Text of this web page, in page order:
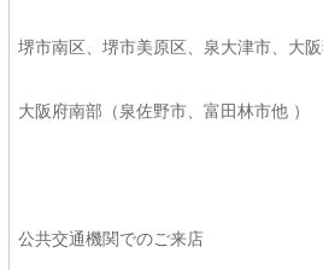
堺市南区、堺市美原区、泉大津市、大
大阪府南部（泉佐野市、富田林市他 ）
公共交通機関でのご来店